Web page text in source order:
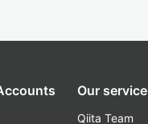
Our service
Qiita Team